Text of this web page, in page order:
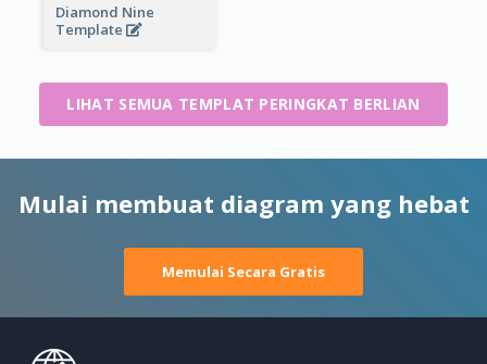
Diamond Nine
Template
LIHAT SEMUA TEMPLAT PERINGKAT BERLIAN
Mulai membuat diagram yang hebat
Memulai Secara Gratis